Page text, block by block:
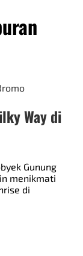
Way di
Gunung
menikmati
di